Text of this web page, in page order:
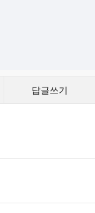
답글쓰기